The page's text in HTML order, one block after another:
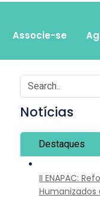
Associe-se
Notícias
Destaques
II ENAPAC: